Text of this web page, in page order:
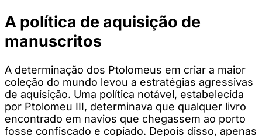
A política de aquisição de
manuscritos
A determinação dos Ptolomeus em criar a maior
coleção do mundo levou a estratégias agressivas
de aquisição. Uma política notável, estabelecida
por Ptolomeu III, determinava que qualquer livro
encontrado em navios que chegassem ao porto
fosse confiscado e copiado. Depois disso, apenas